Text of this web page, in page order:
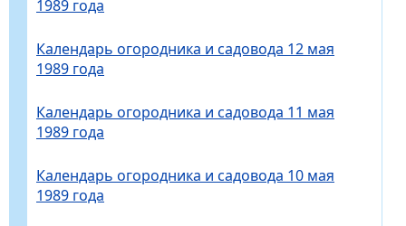
1989 года
Календарь огородника и садовода 12 мая
1989 года
Календарь огородника и садовода 11 мая
1989 года
Календарь огородника и садовода 10 мая
1989 года